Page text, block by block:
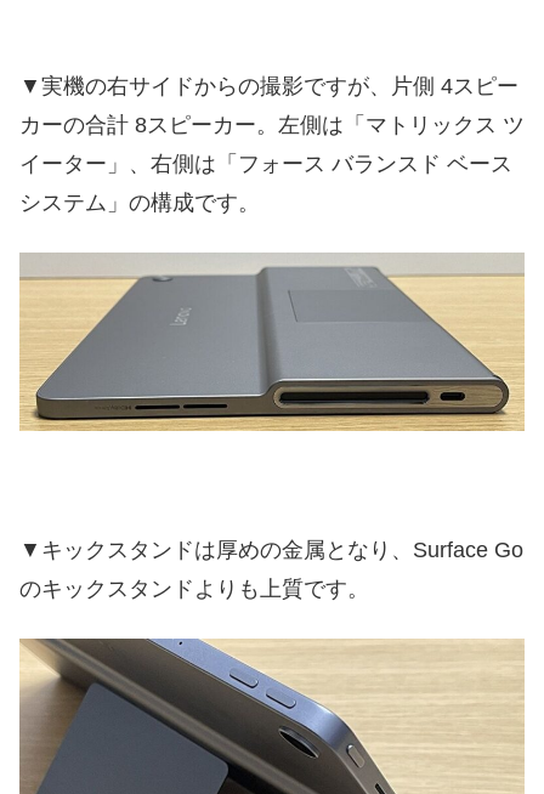
▼実機の右サイドからの撮影ですが、片側 4スピー
カーの合計 8スピーカー。左側は「マトリックス ツ
イーター」、右側は「フォース バランスド ベース
システム」の構成です。
▼キックスタンドは厚めの金属となり、Surface Go
のキックスタンドよりも上質です。